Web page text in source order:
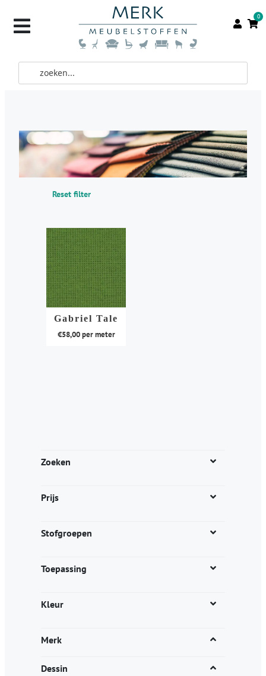
0
Zoeken
Prijs
Stofgroepen
Toepassing
Kleur
Merk
Dessin
Reset filter
Gabriel Tale
€58,00per meter
kan
op
productpagina